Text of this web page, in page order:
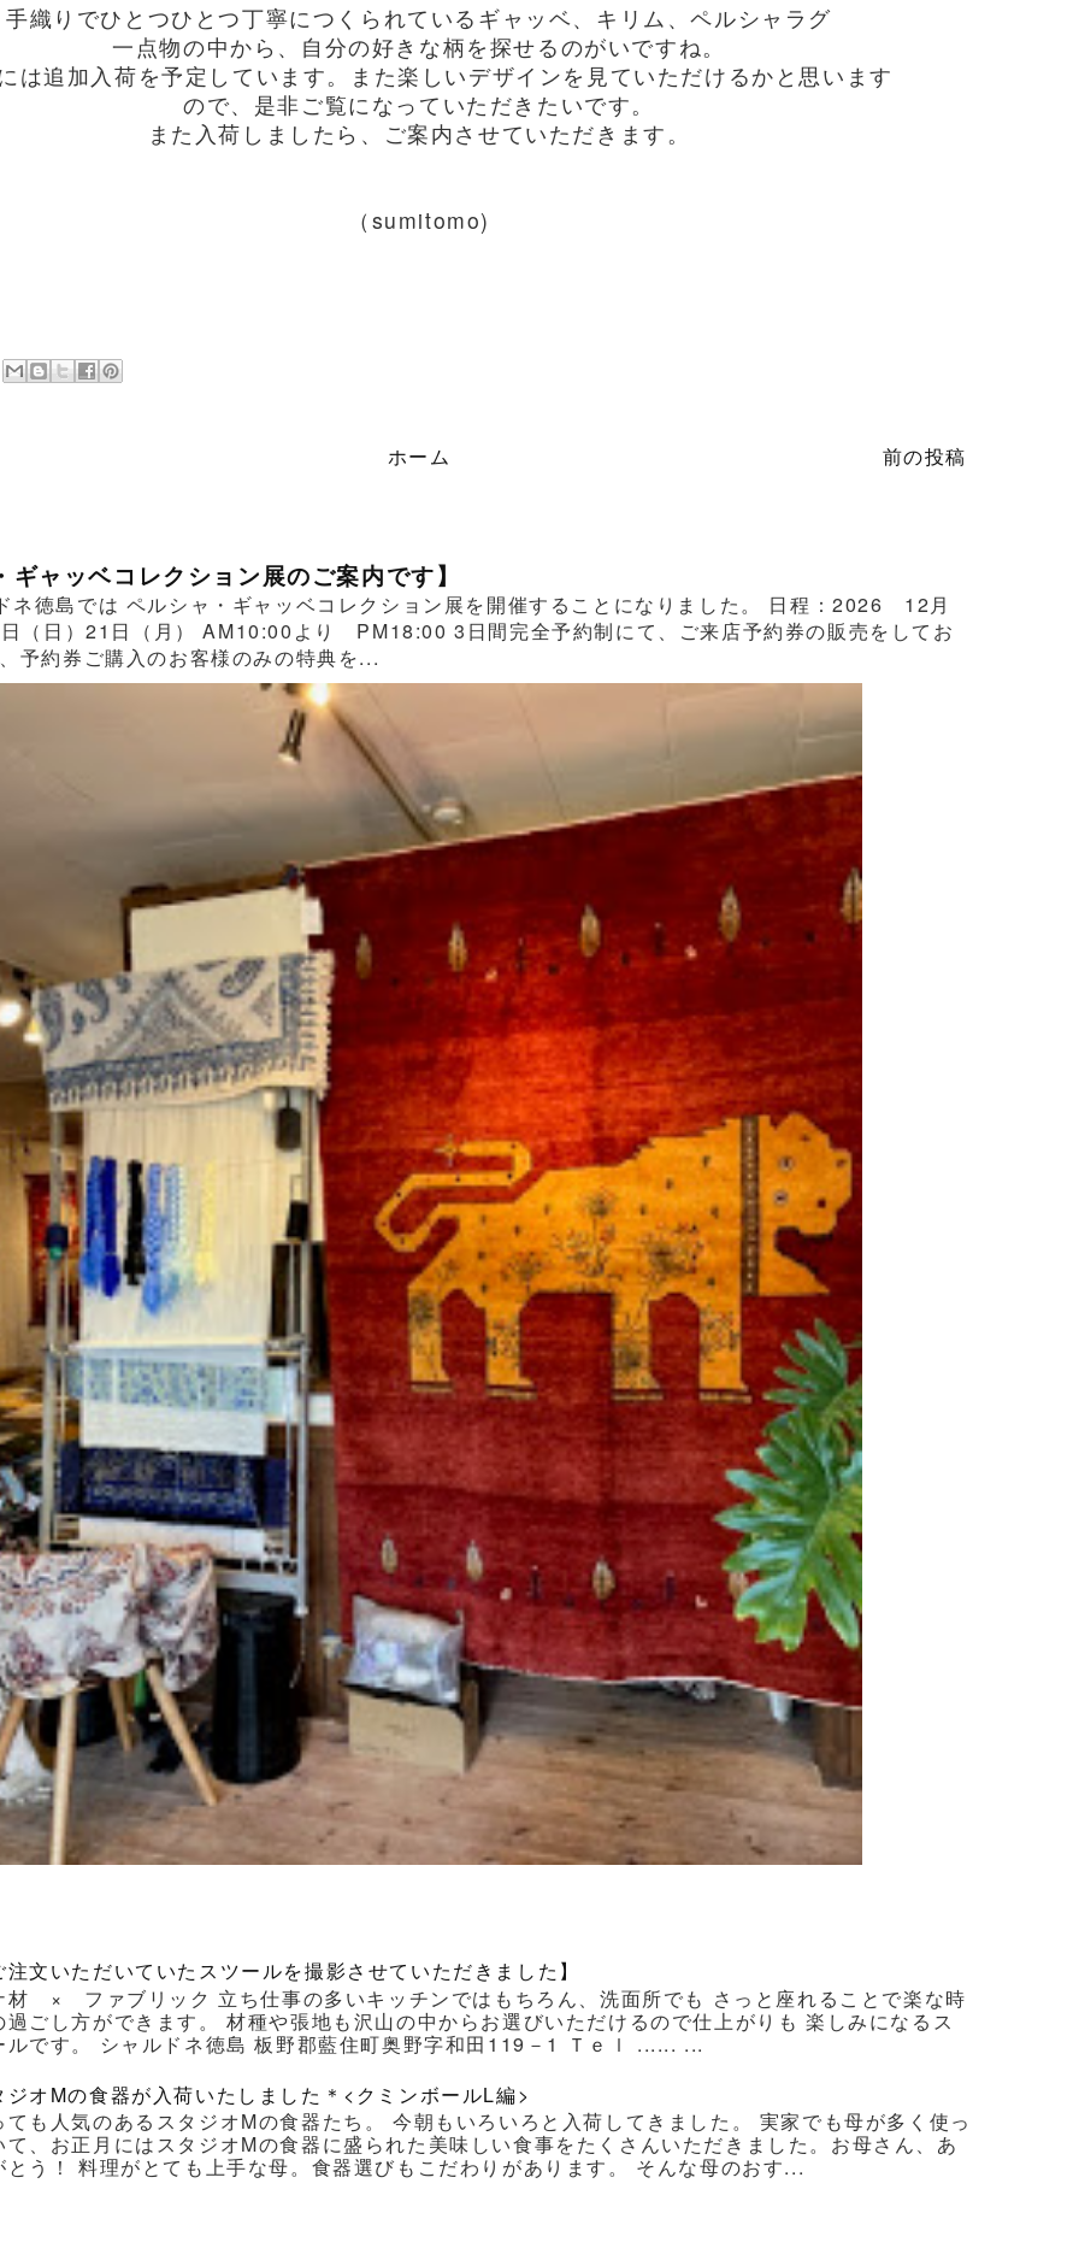
手織りでひとつひとつ丁寧につくられているギャッベ、キリム、ペルシャラグ
一点物の中から、自分の好きな柄を探せるのがいですね。
は追加入荷を予定しています。また楽しいデザインを見ていただけるかと思います
ので、是非ご覧になっていただきたいです。
また入荷しましたら、ご案内させていただきます。
（sumitomo)
前の投稿
ホーム
ギャッベコレクション展のご案内です】
ネ徳島では ペルシャ・ギャッベコレクション展を開催することになりました。 日程：2026 12月
（日）21日（月） AM10:00より PM18:00 3日間完全予約制にて、ご来店予約券の販売をしてお
予約券ご購入のお客様のみの特典を...
注文いただいていたスツールを撮影させていただきました】
材 × ファブリック 立ち仕事の多いキッチンではもちろん、洗面所でも さっと座れることで楽な時
過ごし方ができます。 材種や張地も沢山の中からお選びいただけるので仕上がりも 楽しみになるス
ルです。 シャルドネ徳島 板野郡藍住町奥野字和田119－1 Ｔｅｌ ...... ...
ジオMの食器が入荷いたしました＊<クミンボールL編>
ても人気のあるスタジオMの食器たち。 今朝もいろいろと入荷してきました。 実家でも母が多く使っ
て、お正月にはスタジオMの食器に盛られた美味しい食事をたくさんいただきました。お母さん、あ
とう！ 料理がとても上手な母。食器選びもこだわりがあります。 そんな母のおす...